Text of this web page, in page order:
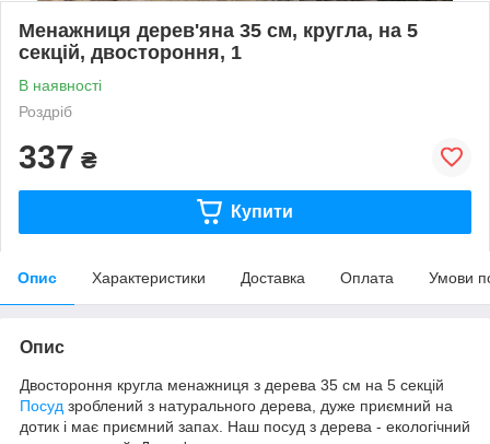
Менажниця дерев'яна 35 см, кругла, на 5
секцій, двостороння, 1
В наявності
Роздріб
337 ₴
Купити
Опис Характеристики Доставка Оплата Умови
Опис
Двостороння кругла менажниця з дерева 35 см на 5 секцій
Посуд зроблений з натурального дерева, дуже приємний на
дотик і має приємний запах. Наш посуд з дерева - екологічний